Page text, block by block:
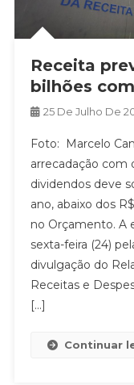
Receita
bilhões
25 De Julho De
Foto: Marcelo
arrecadação com
dividendos deve
ano, abaixo dos
no Orçamento. A
sexta-feira (24)
divulgação do
Receitas e
[…]
Continuar